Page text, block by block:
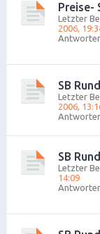
Preise-
Letzter
2006,
SB
Letzter
2006,
SB
Letzter
14:09